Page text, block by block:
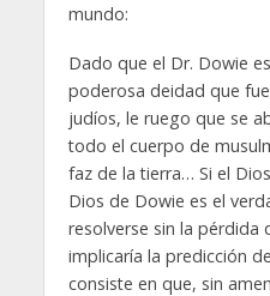
mundo:
Dado que el Dr. Dowie
poderosa deidad que
judíos, le ruego que se
todo el cuerpo de
faz de la tierra… Si el
Dios de Dowie es el
resolverse sin la pérdida
implicaría la predicción
consiste en que, sin